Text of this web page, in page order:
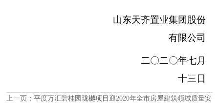
山东天齐置业集团股份
有限公司
二〇二〇年七月
十三 日
上一页：平度万汇碧桂园珑樾项目迎2020年全市房屋建筑领域质量安